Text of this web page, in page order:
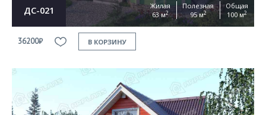
ДС-021
Жилая
63 м2
Полезная
95 м2
Общая
100 м2
36200₽ В КОРЗИНУ